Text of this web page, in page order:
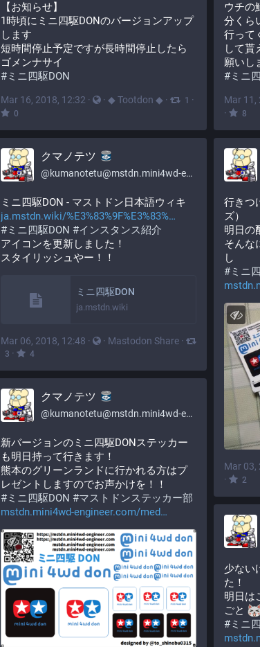
【お知らせ】
1時頃にミニ四駆DONのバージョンアップ
します
短時間停止予定ですが長時間停止したら
ゴメンナサイ
#ミニ四駆DON
Mar 16, 2018, 12:32 · · ◆ Tootdon ◆ · 1 ·
0
ウチの
分くら
行って
して貰
願いし
#ミニ
Mar 11,
· 8
クマノテツ
@kumanotetu@mstdn.mini4wd-engineer.com
ミニ四駆DON - マストドン日本語ウィキ
ja.mstdn.wiki/%E3%83%9F%E3%83%
#ミニ四駆DON #インスタンス紹介
アイコンを更新しました！
スタイリッシュやー！！
ミニ四駆DON
ja.mstdn.wiki
Mar 06, 2018, 12:48 · · Mastodon Share ·
3 · 4
行きつ
ズ）
明日の
そんな
し
#ミニ
Mar 03,
· 2
クマノテツ
@kumanotetu@mstdn.mini4wd-engineer.com
新バージョンのミニ四駆DONステッカー
も明日持って行きます！
熊本のグリーンランドに行かれる方はプ
レゼントしますのでお声かけを！！
#ミニ四駆DON #マストドンステッカー部
mstdn.mini4wd-engineer.com/med
少ない
た！
明日は
ごと
#ミニ